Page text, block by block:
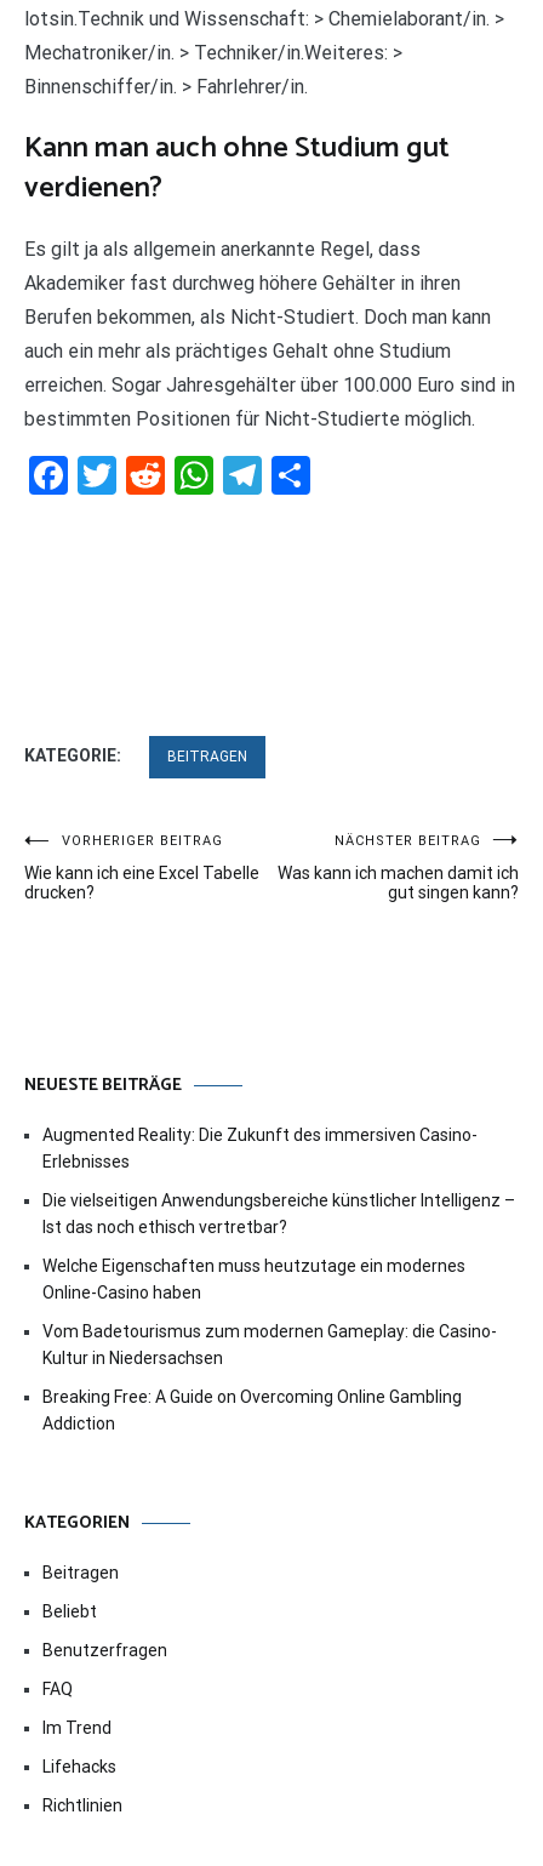
lotsin.Technik und Wissenschaft: > Chemielaborant/in. >
Mechatroniker/in. > Techniker/in.Weiteres: >
Binnenschiffer/in. > Fahrlehrer/in.
Kann man auch ohne Studium gut
verdienen?
Es gilt ja als allgemein anerkannte Regel, dass
Akademiker fast durchweg höhere Gehälter in ihren
Berufen bekommen, als Nicht-Studiert. Doch man kann
auch ein mehr als prächtiges Gehalt ohne Studium
erreichen. Sogar Jahresgehälter über 100.000 Euro sind in
bestimmten Positionen für Nicht-Studierte möglich.
Facebook
Twitter
RedditWhatsApp
Telegram
KATEGORIE: BEITRAGEN
Beitragsnavigation
VORHERIGER BEITRAG
Wie kann ich eine Excel Tabelle
drucken?
NÄCHSTER BEITRAG
Was kann ich machen damit ich
gut singen kann?
NEUESTE BEITRÄGE
Augmented Reality: Die Zukunft des immersiven Casino-
Erlebnisses
Die vielseitigen Anwendungsbereiche künstlicher Intelligenz –
Ist das noch ethisch vertretbar?
Welche Eigenschaften muss heutzutage ein modernes
Online-Casino haben
Vom Badetourismus zum modernen Gameplay: die Casino-
Kultur in Niedersachsen
Breaking Free: A Guide on Overcoming Online Gambling
Addiction
KATEGORIEN
Beitragen
Beliebt
Benutzerfragen
FAQ
Im Trend
Lifehacks
Richtlinien